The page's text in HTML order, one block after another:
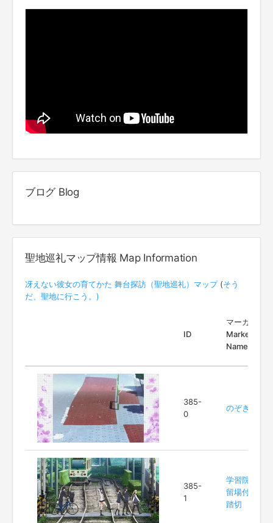
ブログ Blog
聖地巡礼マップ情報 Map Information
冴えない彼女の育てかた 舞台探訪（聖地巡礼）マップ(そう
だ、聖地に行こう。)
ID
マーカー名
Marker
Name
385-
0
のぞき坂
385-
1
学習院下停
留場付近の
踏切